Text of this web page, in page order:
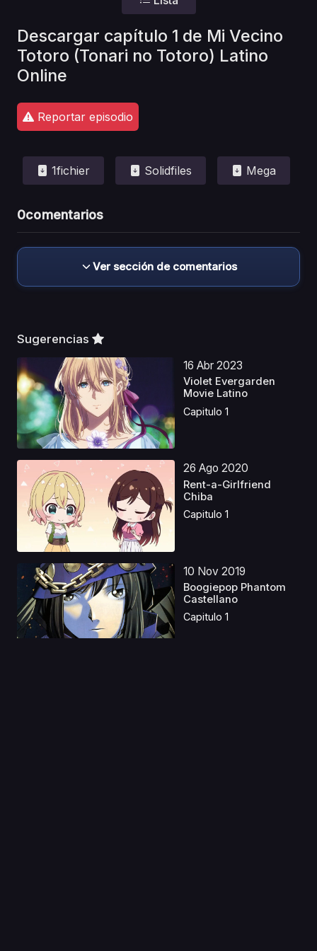
Descargar capítulo 1 de Mi Vecino
Totoro (Tonari no Totoro) Latino
Online
Reportar episodio
1fichier Solidfiles Mega
0comentarios
Ver sección de comentarios
Sugerencias
16 Abr 2023
Violet Evergarden
Movie Latino
Capitulo 1
26 Ago 2020
Rent-a-Girlfriend
Chiba
Capitulo 1
10 Nov 2019
Boogiepop Phantom
Castellano
Capitulo 1